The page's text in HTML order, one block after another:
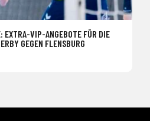
EXTRA-VIP-ANGEBOTE FÜR DIE
GEGEN FLENSBURG